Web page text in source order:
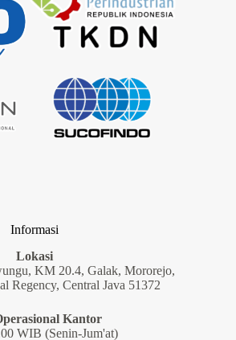
Informasi
Lokasi
KM 20.4, Galak, Mororejo,
Regency, Central Java 51372
Kantor
WIB (Senin-Jum'at)